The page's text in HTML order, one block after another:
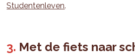
Studentenleven.
Met de fiets naar